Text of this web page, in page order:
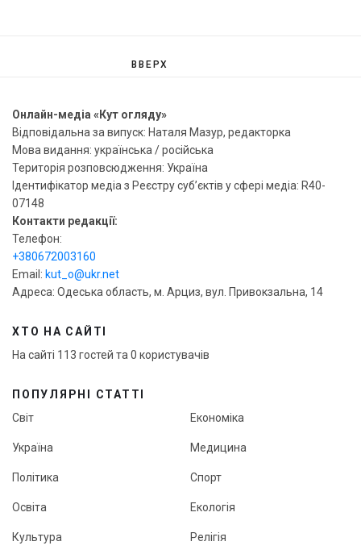
ВВЕРХ
Онлайн-медіа «Кут огляду»
Відповідальна за випуск: Наталя Мазур, редакторка
Мова видання: українська / російська
Територія розповсюдження: Україна
Ідентифікатор медіа з Реєстру суб’єктів у сфері медіа: R40-
07148
Контакти редакції:
Телефон:
+380672003160
Email: kut_o@ukr.net
Адреса: Одеська область, м. Арциз, вул. Привокзальна, 14
ХТО НА САЙТІ
На сайті 113 гостей та 0 користувачів
ПОПУЛЯРНІ СТАТТІ
Світ
Україна
Політика
Освіта
Культура
Економіка
Медицина
Спорт
Екологія
Релігія